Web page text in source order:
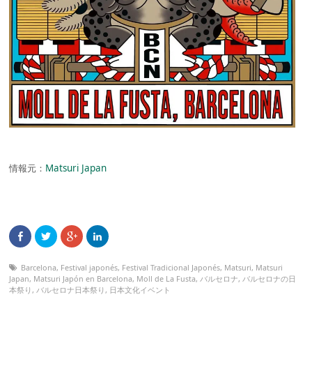
情報元： Matsuri Japan
Barcelona, Festival japonés, Festival Tradicional Japonés, Matsuri, Matsuri
Japan, Matsuri Japón en Barcelona, Moll de La Fusta, バルセロナ, バルセロナの日
本祭り , バルセロナ日本祭り , 日本文化イベント